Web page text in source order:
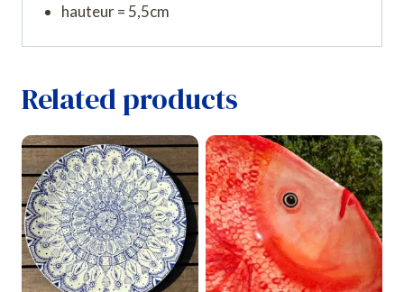
hauteur = 5,5cm
Related products